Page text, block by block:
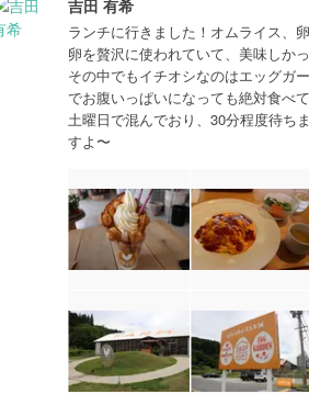
吉田 有希
ランチに行きました！オムライス、
卵を贅沢に使われていて、美味しか
その中でもイチオシなのはエッグガ
でお腹いっぱいになっても絶対食べ
土曜日で混んでおり、30分程度待ち
すよ〜